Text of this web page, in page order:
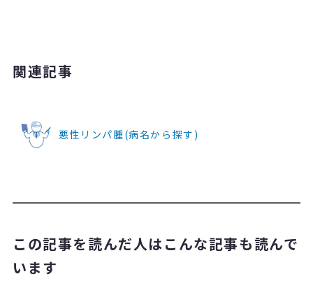
関連記事
悪性リンパ腫(病名から探す)
この記事を読んだ人はこんな記事も読んで
います